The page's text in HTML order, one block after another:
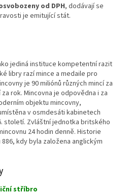
od DPH, dodávají se
je emitující stát.
jediná instituce kompetentní razit
libry razí mince a medaile pro
je 90 miliónů různých mincí za
rok. Mincovna je odpovědna i za
objektu mincovny,
v osmdesáti kabinetech
století. Zvláštní jednotka britského
24 hodin denně. Historie
kdy byla založena anglickým
stříbro